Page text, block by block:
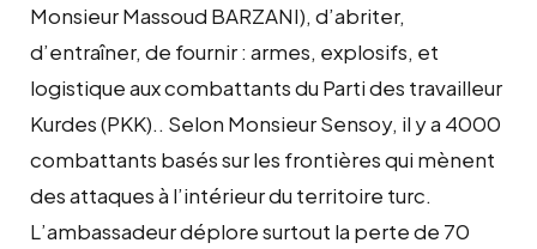
Monsieur Massoud BARZANI), d’abriter,
d’entraîner, de fournir : armes, explosifs, et
logistique aux combattants du Parti des travailleur
Kurdes (PKK).. Selon Monsieur Sensoy, il y a 4000
combattants basés sur les frontières qui mènent
des attaques à l’intérieur du territoire turc.
L’ambassadeur déplore surtout la perte de 70